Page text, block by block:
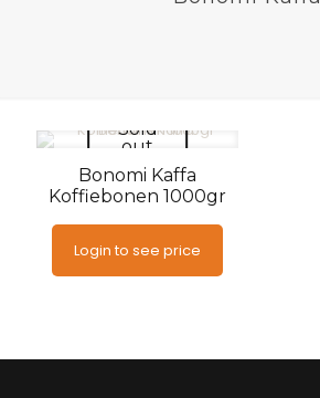
Sold
out
Bonomi Kaffa
Koffiebonen 1000gr
Login to see price